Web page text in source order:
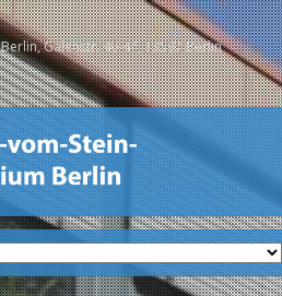
Galenstr. 40-44, 13597 Berlin